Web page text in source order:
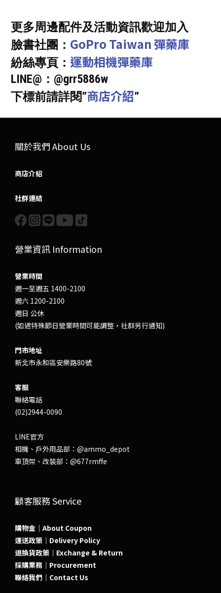
更多周邊配件及活動資訊歡迎加入
臉書社團： GoPro Taiwan 彈藥庫
紛絲專頁： 運動相機彈藥庫
LINE@：@grr5886w
下標前請詳閱”商店介紹”
關於我們 About Us
商店介紹
社群連結
營業資訊 Information
營業時間
週一至週五 1400-2100
週六 1200-2100
週日 公休
(如遇特殊節日營業時間可能調整，社群另行通知)
門市地址
新北市永和區安樂路80號
客服
聯絡電話
(02)2944-0090
LINE官方
相機、戶外用品部： @ammo_depot
車頂架、改裝部： @677rmffe
顧客服務 Service
購物金｜About Coupon
運送政策｜Delivery Policy
退換貨政策｜Exchange & Return
採購業務｜Procurement
聯絡我們｜Contact Us